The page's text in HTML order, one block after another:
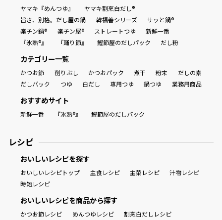
ヤマキ『めんつゆ』
ヤマキ割烹白だし®
旨さ、別格。だし屋の鍋
韓福善シリーズ
サッと鍋®
楽チン鍋®
楽チン屋® ストレートつゆ
新鮮一番
『氷熟®』
『踊り節』 鰹節屋のだしパック だし粉
カテゴリー一覧
かつお節 削りぶし かつおパック 煮干 粉末
だしの素
だしパック
つゆ 白だし 専用つゆ 鍋つゆ 業務用商品
おすすめサイト
新鮮一番 『氷熟®』 鰹節屋のだしパック
レシピ
おいしいレシピを探す
おいしいレシピトップ 主食レシピ 主菜レシピ
汁物レシピ
時短レシピ
おいしいレシピを商品から探す
かつお節レシピ めんつゆレシピ 割烹白だしレシピ